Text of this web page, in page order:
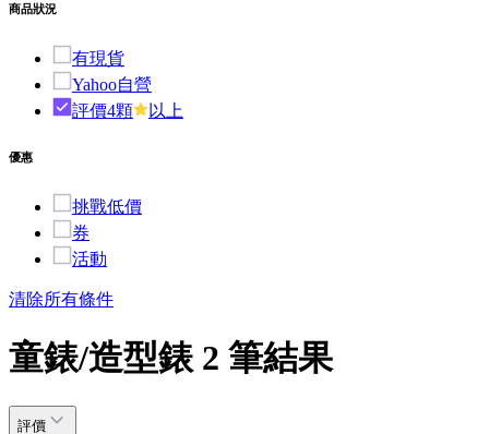
商品狀況
有現貨
Yahoo自營
評價4顆
以上
優惠
挑戰低價
券
活動
清除所有條件
童錶/造型錶 2 筆結果
評價